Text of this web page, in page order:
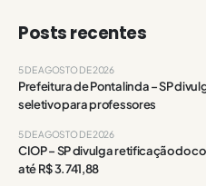
Posts recentes
Prefeitura de Pontalinda – SP
seletivo para professores
5 DE AGOSTO DE 2026
CIOP – SP divulga retificação do
até R$ 3.741,88
5 DE AGOSTO DE 2026